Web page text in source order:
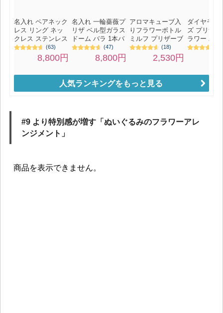
人気ランキングをもっと見る
#9 より特別感が増す「ぬいぐるみのフラワーアレ
ンジメント」